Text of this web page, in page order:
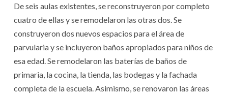
De seis aulas existentes, se reconstruyeron por completo
cuatro de ellas y se remodelaron las otras dos. Se
construyeron dos nuevos espacios para el área de
parvularia y se incluyeron baños apropiados para niños de
esa edad. Se remodelaron las baterías de baños de
primaria, la cocina, la tienda, las bodegas y la fachada
completa de la escuela. Asimismo, se renovaron las áreas